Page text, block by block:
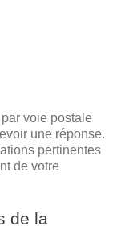
voie postale
une réponse.
pertinentes
de votre
de la